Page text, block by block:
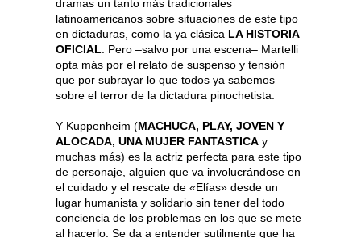
dramas un tanto más tradicionales
latinoamericanos sobre situaciones de este tipo
en dictaduras, como la ya clásica LA HISTORIA
OFICIAL . Pero –salvo por una escena– Martelli
opta más por el relato de suspenso y tensión
que por subrayar lo que todos ya sabemos
sobre el terror de la dictadura pinochetista.
Y Kuppenheim (MACHUCA, PLAY, JOVEN Y
ALOCADA, UNA MUJER FANTASTICA y
muchas más) es la actriz perfecta para este tipo
de personaje, alguien que va involucrándose en
el cuidado y el rescate de «Elías» desde un
lugar humanista y solidario sin tener del todo
conciencia de los problemas en los que se mete
al hacerlo. Se da a entender sutilmente que ha